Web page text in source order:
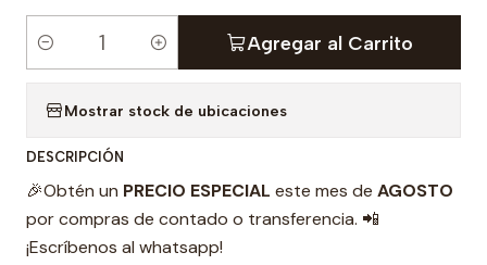
d
a
d
Agregar al Carrito
Mostrar stock de ubicaciones
DESCRIPCIÓN
🎉Obtén un PRECIO ESPECIAL este mes de AGOSTO
por compras de contado o transferencia. 📲
¡Escríbenos al whatsapp!